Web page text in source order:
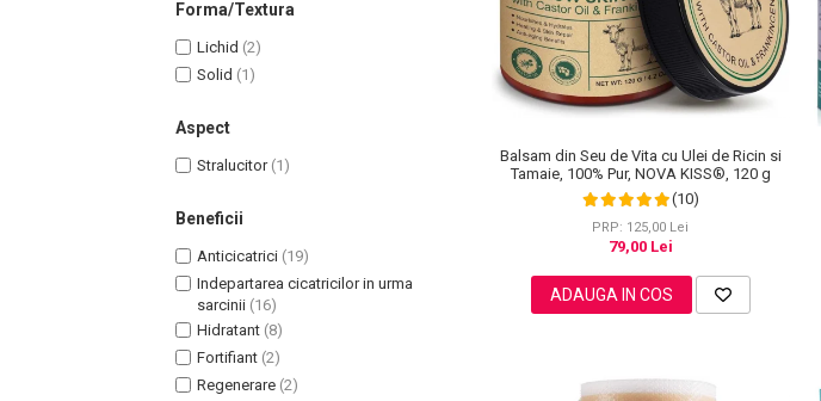
Forma/Textura
Lichid (2)
Solid (1)
Aspect
Stralucitor (1)
Beneficii
Anticicatrici (19)
Indepartarea cicatricilor in urma
sarcinii (16)
Hidratant (8)
Fortifiant (2)
Regenerare (2)
Balsam din Seu de Vita cu Ulei de Ricin si
Tamaie, 100% Pur, NOVA KISS®, 120 g
(10)
PRP: 125,00 Lei
79,00 Lei
ADAUGA IN COS